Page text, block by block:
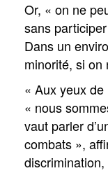
Or, « on ne
sans
Dans un
minorité, si on
« Aux yeux
« nous
vaut parler
combats »,